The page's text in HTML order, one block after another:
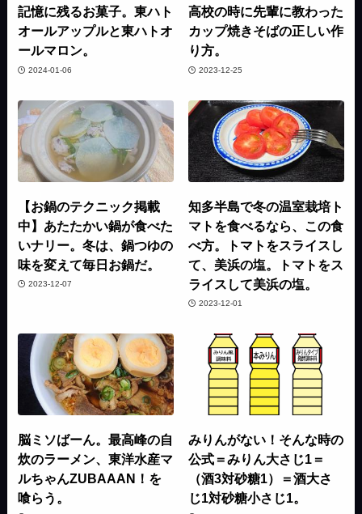
記憶に残るお菓子。東ハト
オールアップルと東ハトオ
ールマロン。
2024-01-06
高校の時に先輩に教わった
カップ焼きそばの正しい作
り方。
2023-12-25
【お鍋のテクニック掲載
中】あたたかい鍋が食べた
いナリー。冬は、鍋つゆの
味を変えて毎日お鍋だ。
2023-12-07
知多半島で冬の温室栽培ト
マトを食べるなら、この食
べ方。トマトをスライスし
て、美浜の塩。トマトをス
ライスして美浜の塩。
2023-12-01
脳ミソばーん。最高峰の自
炊のラーメン、東洋水産マ
ルちゃんZUBAAAN！を
喰らう。
みりんがない！そんな時の
公式＝みりん大さじ1＝
（酒3対砂糖1）＝酒大さ
じ1対砂糖小さじ1。